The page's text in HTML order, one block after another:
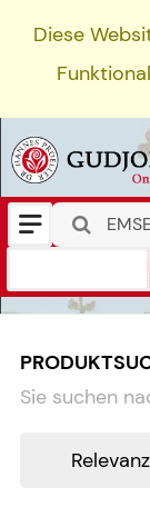
Diese
Sie suchen